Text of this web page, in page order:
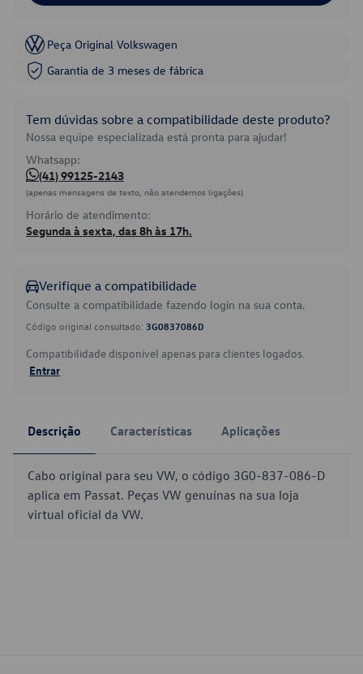
Peça Original Volkswagen
Garantia de 3 meses de fábrica
Tem dúvidas sobre a compatibilidade deste produto?
Nossa equipe especializada está pronta para ajudar!
Whatsapp:
(41) 99125-2143
(apenas mensagens de texto, não atendemos ligações)
Horário de atendimento:
Segunda à sexta, das 8h às 17h.
Verifique a compatibilidade
Consulte a compatibilidade fazendo login na sua conta.
Código original consultado: 3G0837086D
Compatibilidade disponível apenas para clientes logados.
Entrar
Descrição Características Aplicações
Cabo original para seu VW, o código 3G0-837-086-D
aplica em Passat. Peças VW genuínas na sua loja
virtual oficial da VW.